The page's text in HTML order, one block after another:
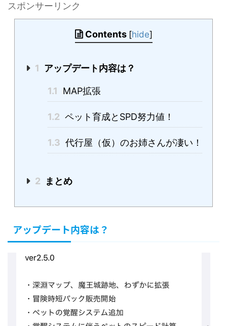
スポンサーリンク
Contents [hide]
1 アップデート内容は？
1.1 MAP拡張
1.2 ペット育成とSPD努力値！
1.3 代行屋（仮）のお姉さんが凄い！
2 まとめ
アップデート内容は？